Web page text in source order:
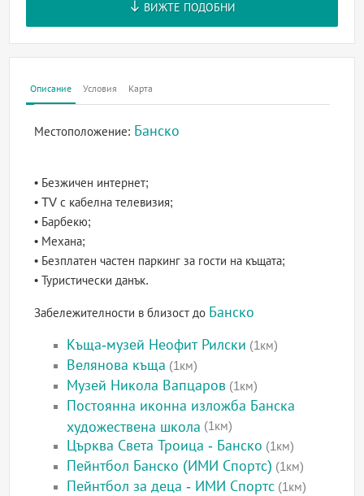
ВИЖТЕ ПОДОБНИ
Описание Условия Карта
Местоположение: Банско
• Безжичен интернет;
• TV с кабелна телевизия;
• Барбекю;
• Механа;
• Безплатен частен паркинг за гости на къщата;
• Туристически данък.
Забележителности в близост до Банско
Къща-музей Неофит Рилски (1км)
Велянова къща (1км)
Музей Никола Вапцаров (1км)
Постоянна иконна изложба Банска
художествена школа (1км)
Църква Света Троица - Банско (1км)
Пейнтбол Банско (ИМИ Спортс) (1км)
Пейнтбол за деца - ИМИ Спортс (1км)